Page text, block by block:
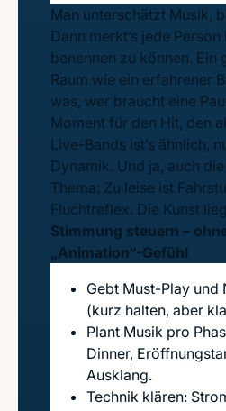
Man unterschätzt Musik,
Dann merkt’s jede Person
benennen zu können. Ein
Raum wie ein erfahrener
was, wer braucht eine
Moment für den Hit, den
Live-Bands ist’s ähnlich,
Dynamik. Und ja, auch
Thema: Zu leise ist
Fluchtreflex. Die Kunst
Stimmung steuern –
„Animation“-Gefühl
Gebt Must-Play und
(kurz halten, aber
Plant Musik pro
Dinner,
Ausklang.
Technik klären: